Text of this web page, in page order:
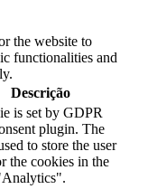
the website to
functionalities and
Descrição
is set by GDPR
plugin. The
to store the user
the cookies in the